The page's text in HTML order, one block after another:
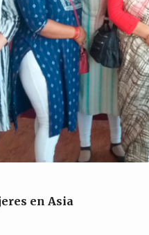
en Asia